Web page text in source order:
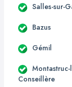
Salles-sur-
Bazus
Gémil
Montastruc-
Conseillère